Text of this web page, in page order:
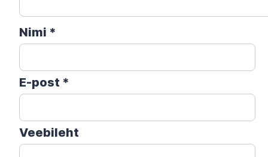
Nimi *
E-post *
Veebileht